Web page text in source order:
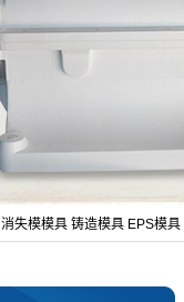
消失模模具 铸造模具 EPS模具